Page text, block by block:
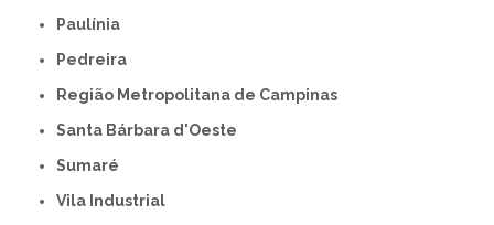
Paulínia
Pedreira
Região Metropolitana de Campinas
Santa Bárbara d'Oeste
Sumaré
Vila Industrial